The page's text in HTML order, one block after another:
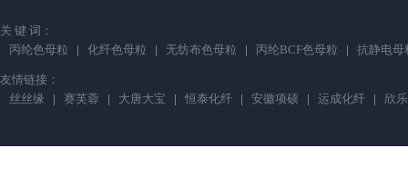
关 键 词：
丙纶色母粒
化纤色母粒 无纺布色母粒 丙纶BCF色母粒 抗静电母
友情链接：
丝丝缘
赛芙蓉 大唐大宝 恒泰化纤 安徽项硕 运成化纤 欣